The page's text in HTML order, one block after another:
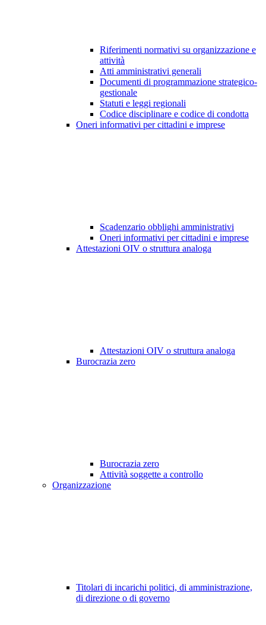
Riferimenti normativi su organizzazione e
attività
Atti amministrativi generali
Documenti di programmazione strategico-
gestionale
Statuti e leggi regionali
Codice disciplinare e codice di condotta
Oneri informativi per cittadini e imprese
Scadenzario obblighi amministrativi
Oneri informativi per cittadini e imprese
Attestazioni OIV o struttura analoga
Attestazioni OIV o struttura analoga
Burocrazia zero
Burocrazia zero
Attività soggette a controllo
Organizzazione
Titolari di incarichi politici, di amministrazione,
di direzione o di governo